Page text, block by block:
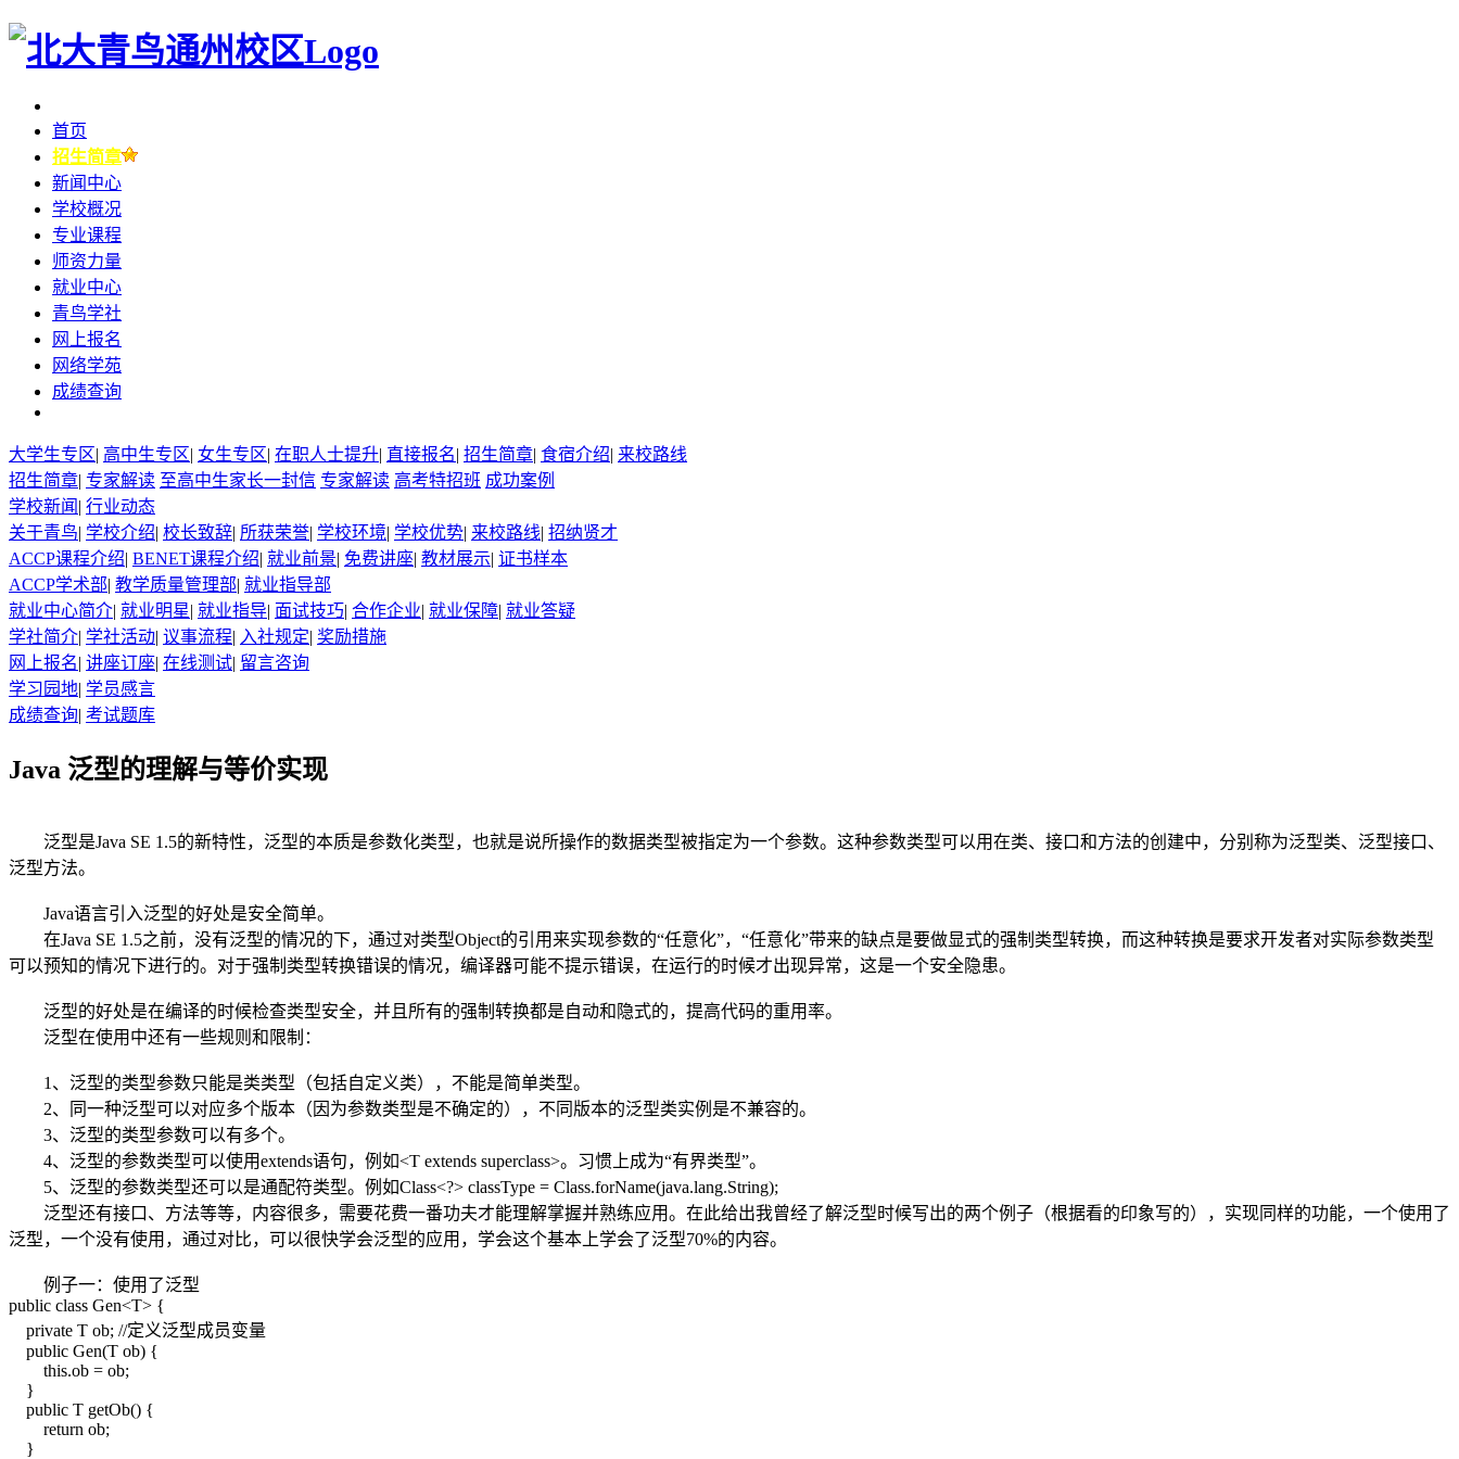
首页
招生简章
新闻中心
学校概况
专业课程
师资力量
就业中心
青鸟学社
网上报名
网络学苑
成绩查询
大学生专区| 高中生专区| 女生专区| 在职人士提升| 直接报名| 招生简章| 食宿介绍| 来校路线
招生简章| 专家解读 至高中生家长一封信 专家解读 高考特招班 成功案例
学校新闻 | 行业动态
关于青鸟| 学校介绍| 校长致辞| 所获荣誉| 学校环境| 学校优势| 来校路线| 招纳贤才
ACCP课程介绍| BENET课程介绍| 就业前景| 免费讲座| 教材展示| 证书样本
ACCP学术部| 教学质量管理部| 就业指导部
就业中心简介| 就业明星| 就业指导| 面试技巧| 合作企业| 就业保障| 就业答疑
学社简介| 学社活动| 议事流程| 入社规定| 奖励措施
网上报名| 讲座订座| 在线测试| 留言咨询
学习园地| 学员感言
成绩查询| 考试题库
Java 泛型的理解与等价实现
泛型是Java SE 1.5的新特性，泛型的本质是参数化类型，也就是说所操作的数据类型被指定为一个参数。这种参数类型可以用在类、接口和方法的创建中，分别称为泛型类、泛型接口、
泛型方法。
Java语言引入泛型的好处是安全简单。
在Java SE 1.5之前，没有泛型的情况的下，通过对类型Object的引用来实现参数的“任意化”，“任意化”带来的缺点是要做显式的强制类型转换，而这种转换是要求开发者对实际参数类型
可以预知的情况下进行的。对于强制类型转换错误的情况，编译器可能不提示错误，在运行的时候才出现异常，这是一个安全隐患。
泛型的好处是在编译的时候检查类型安全，并且所有的强制转换都是自动和隐式的，提高代码的重用率。
泛型在使用中还有一些规则和限制：
1、泛型的类型参数只能是类类型（包括自定义类），不能是简单类型。
2、同一种泛型可以对应多个版本（因为参数类型是不确定的），不同版本的泛型类实例是不兼容的。
3、泛型的类型参数可以有多个。
4、泛型的参数类型可以使用extends语句，例如<T extends superclass>。习惯上成为“有界类型”。
5、泛型的参数类型还可以是通配符类型。例如Class<?> classType = Class.forName(java.lang.String);
泛型还有接口、方法等等，内容很多，需要花费一番功夫才能理解掌握并熟练应用。在此给出我曾经了解泛型时候写出的两个例子（根据看的印象写的），实现同样的功能，一个使用了
泛型，一个没有使用，通过对比，可以很快学会泛型的应用，学会这个基本上学会了泛型70%的内容。
例子一：使用了泛型
public class Gen<T> {
private T ob; //定义泛型成员变量
public Gen(T ob) {
this.ob = ob;
}
public T getOb() {
return ob;
}